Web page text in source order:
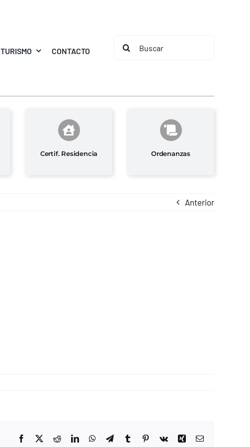
TURISMO CONTACTO
Buscar:
Certif. Residencia Ordenanzas
Anterior
Facebook
X RedditLinkedInWhatsApp
TelegramTumblrPinterest
Vk Xing Correo